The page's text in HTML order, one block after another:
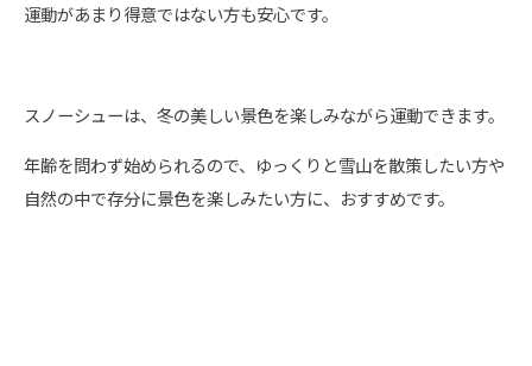
運動があまり得意ではない方も安心です。
スノーシューは、冬の美しい景色を楽しみながら運動できます。
年齢を問わず始められるので、ゆっくりと雪山を散策したい方や
自然の中で存分に景色を楽しみたい方に、おすすめです。